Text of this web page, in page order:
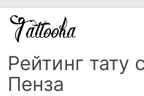
Рейтинг тату
Пенза